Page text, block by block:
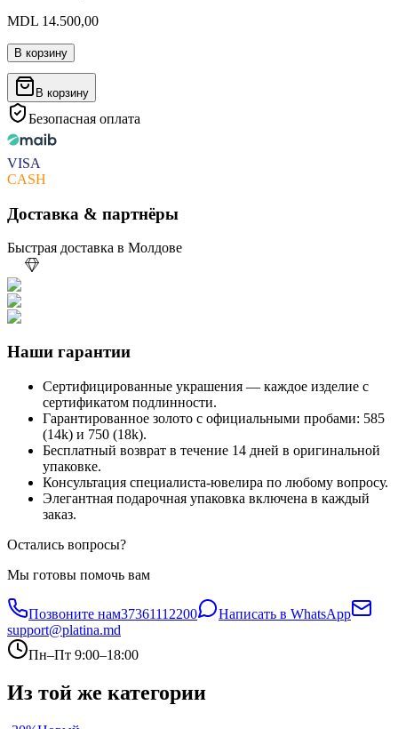
MDL 14.500,00
В корзину
В корзину
Безопасная оплата
VISA
CASH
Доставка & партнёры
Быстрая доставка в Молдове
Наши гарантии
Сертифицированные украшения — каждое изделие с
сертификатом подлинности.
Гарантированное золото с официальными пробами: 585
(14k) и 750 (18k).
Бесплатный возврат в течение 14 дней в оригинальной
упаковке.
Консультация специалиста-ювелира по любому вопросу.
Элегантная подарочная упаковка включена в каждый
заказ.
Остались вопросы?
Мы готовы помочь вам
Позвоните нам37361112200
Написать в WhatsApp
support@platina.md
Пн–Пт 9:00–18:00
Из той же категории